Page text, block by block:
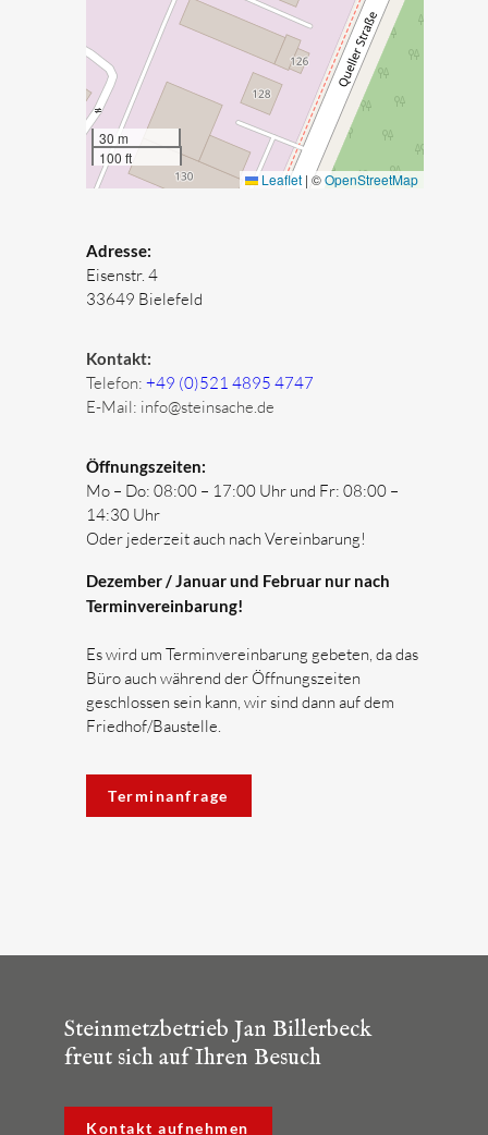
30 m
100 ft
Leaflet | ©OpenStreetMap
Adresse:
Eisenstr. 4
33649 Bielefeld
Kontakt:
Telefon: +49 (0)521 4895 4747
E-Mail: info@steinsache.de
Öffnungszeiten:
Mo – Do: 08:00 – 17:00 Uhr und Fr: 08:00 –
14:30 Uhr
Oder jederzeit auch nach Vereinbarung!
Dezember / Januar und Februar nur nach
Terminvereinbarung!
Es wird um Terminvereinbarung gebeten, da das
Büro auch während der Öffnungszeiten
geschlossen sein kann, wir sind dann auf dem
Friedhof/Baustelle.
Terminanfrage
Steinmetzbetrieb Jan Billerbeck
freut sich auf Ihren Besuch
Kontakt aufnehmen